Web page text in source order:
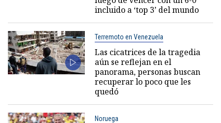
incluido a ‘top 3’ del mundo
Terremoto en Venezuela
Las cicatrices de la tragedia
aún se reflejan en el
panorama, personas buscan
recuperar lo poco que les
quedó
Noruega